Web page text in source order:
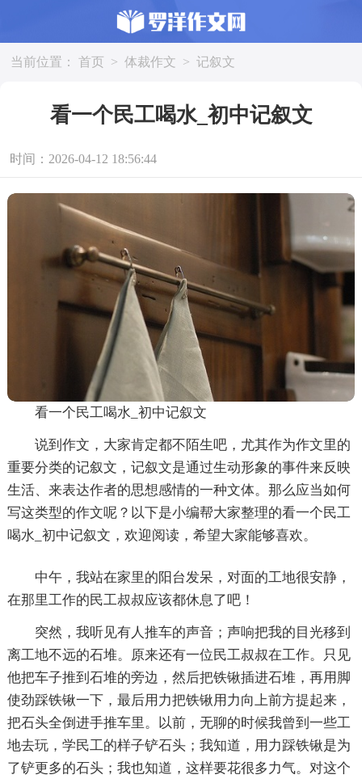
当前位置： 首页 > 体裁作文 > 记叙文
看一个民工喝水_初中记叙文
时间：2026-04-12 18:56:44
看一个民工喝水_初中记叙文
说到作文，大家肯定都不陌生吧，尤其作为作文里的
重要分类的记叙文，记叙文是通过生动形象的事件来反映
生活、来表达作者的思想感情的一种文体。那么应当如何
写这类型的作文呢？以下是小编帮大家整理的看一个民工
喝水_初中记叙文，欢迎阅读，希望大家能够喜欢。
中午，我站在家里的阳台发呆，对面的工地很安静，
在那里工作的民工叔叔应该都休息了吧！
突然，我听见有人推车的声音；声响把我的目光移到
离工地不远的石堆。原来还有一位民工叔叔在工作。只见
他把车子推到石堆的旁边，然后把铁锹插进石堆，再用脚
使劲踩铁锹一下，最后用力把铁锹用力向上前方提起来，
把石头全倒进手推车里。以前，无聊的时候我曾到一些工
地去玩，学民工的样子铲石头；我知道，用力踩铁锹是为
了铲更多的石头；我也知道，这样要花很多力气。对这个